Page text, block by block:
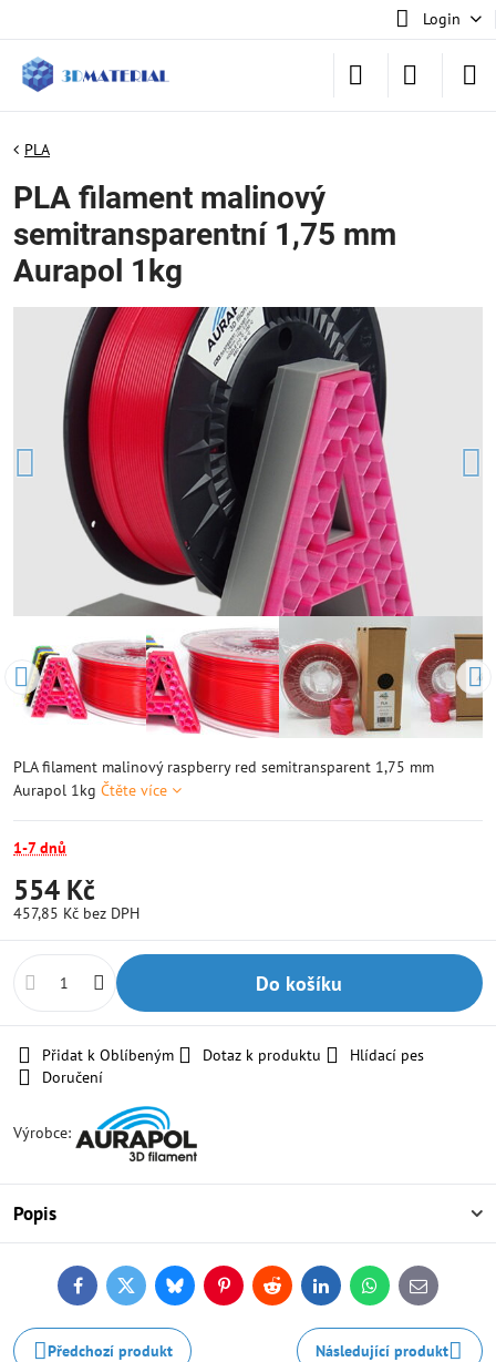
Login
PLA
PLA filament malinový
semitransparentní 1,75 mm
Aurapol 1kg
PLA filament malinový raspberry red semitransparent 1,75 mm
Aurapol 1kg Čtěte více
1-7 dnů
554 Kč
457,85 Kč bez DPH
Do košíku
Přidat k Oblíbeným Dotaz k produktu
Hlídací pes
Doručení
Výrobce:
Popis
FacebookTwitterBlueskyPinterestReddit LinkedInWhatsApp
E-
mail
Předchozí produkt Následující produkt